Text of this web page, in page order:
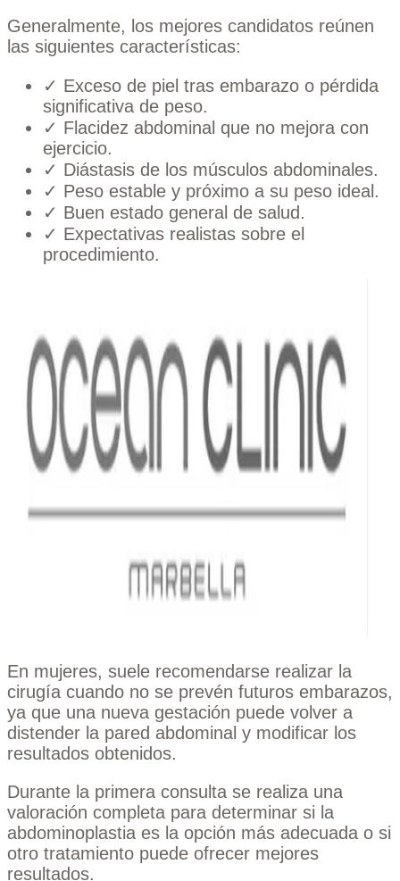
Generalmente, los mejores candidatos reúnen
las siguientes características:
✓ Exceso de piel tras embarazo o pérdida
significativa de peso.
✓ Flacidez abdominal que no mejora con
ejercicio.
✓ Diástasis de los músculos abdominales.
✓ Peso estable y próximo a su peso ideal.
✓ Buen estado general de salud.
✓ Expectativas realistas sobre el
procedimiento.
En mujeres, suele recomendarse realizar la
cirugía cuando no se prevén futuros embarazos,
ya que una nueva gestación puede volver a
distender la pared abdominal y modificar los
resultados obtenidos.
Durante la primera consulta se realiza una
valoración completa para determinar si la
abdominoplastia es la opción más adecuada o si
otro tratamiento puede ofrecer mejores
resultados.